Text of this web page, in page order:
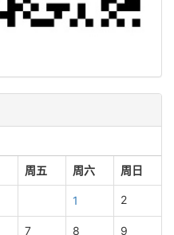
周五 周六 周日
1 2
7 8 9